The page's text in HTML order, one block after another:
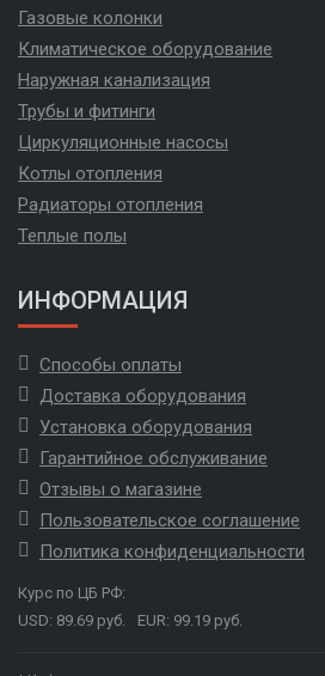
Газовые колонки
Климатическое оборудование
Наружная канализация
Трубы и фитинги
Циркуляционные насосы
Котлы отопления
Радиаторы отопления
Теплые полы
ИНФОРМАЦИЯ
Способы оплаты
Доставка оборудования
Установка оборудования
Гарантийное обслуживание
Отзывы о магазине
Пользовательское соглашение
Политика конфиденциальности
Курс по ЦБ РФ:
USD: 89.69 руб.
EUR: 99.19 руб.